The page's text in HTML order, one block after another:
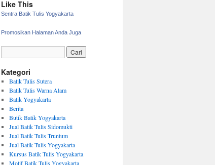
Like This
Sentra Batik Tulis Yogyakarta
Promosikan Halaman Anda Juga
Kategori
Batik Tulis Sutera
Batik Tulis Warna Alam
Batik Yogyakarta
Berita
Butik Batik Yogyakarta
Jual Batik Tulis Sidomukti
Jual Batik Tulis Truntum
Jual Batik Tulis Yogyakarta
Kursus Batik Tulis Yogyakarta
Motif Batik Tulis Yogyakarta